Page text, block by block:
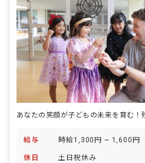
給与 時給1,300円 ~ 1,600円
休日 土日祝休み